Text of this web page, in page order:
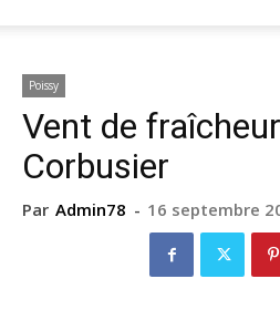
Poissy
Vent de
Corbusier
Par Admin78 - 16 septembre